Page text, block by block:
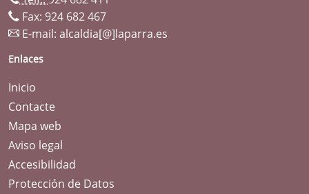
Fax: 924 682 467
E-mail: alcaldia[@]laparra.es
Enlaces
Inicio
Contacte
Mapa web
Aviso legal
Accesibilidad
Protección de Datos